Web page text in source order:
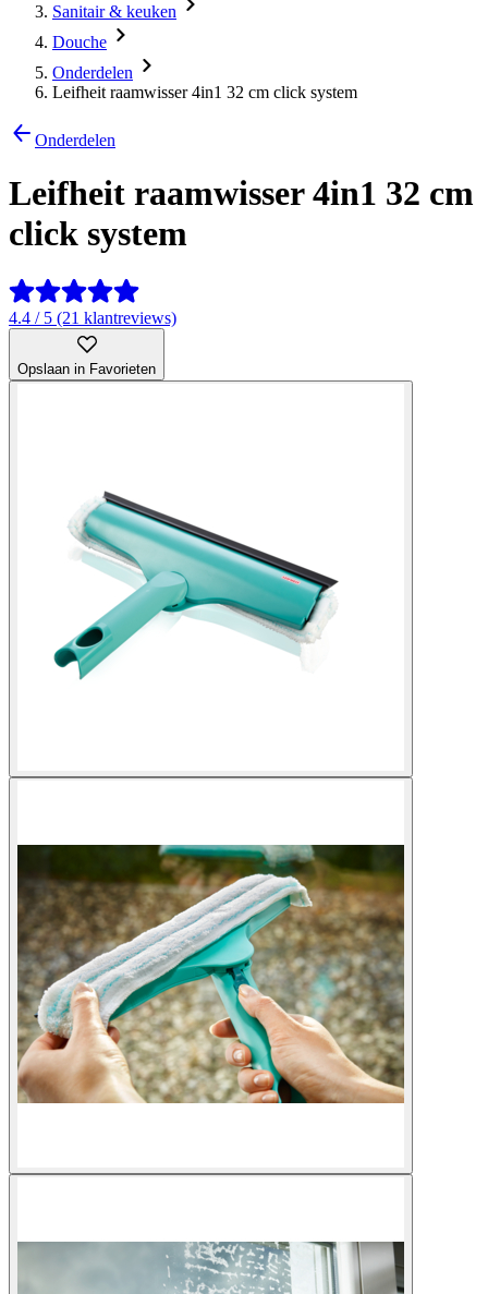
Sanitair & keuken
Douche
Onderdelen
Leifheit raamwisser 4in1 32 cm click system
Onderdelen
Leifheit raamwisser 4in1 32 cm
click system
4.4 / 5 (21 klantreviews)
Opslaan in Favorieten